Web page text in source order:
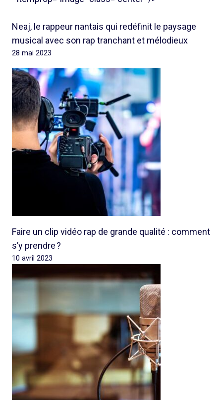
Neaj, le rappeur nantais qui redéfinit le paysage
musical avec son rap tranchant et mélodieux
28 mai 2023
Faire un clip vidéo rap de grande qualité : comment
s’y prendre ?
10 avril 2023